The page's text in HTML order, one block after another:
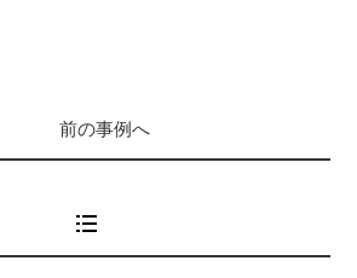
前の事例へ